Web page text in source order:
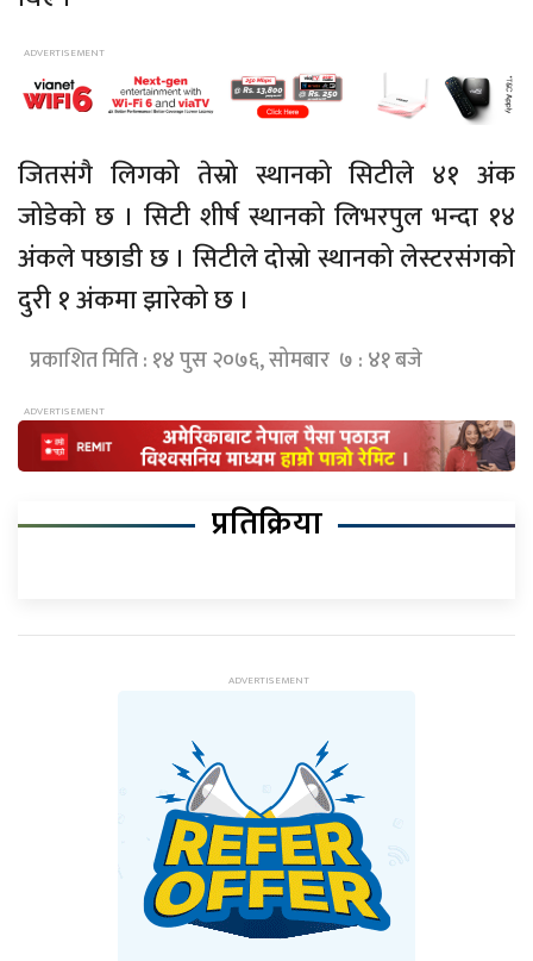
जितसंगै लिगको तेस्रो स्थानको सिटीले ४१ अंक
जोडेको छ । सिटी शीर्ष स्थानको लिभरपुल भन्दा १४
अंकले पछाडी छ । सिटीले दोस्रो स्थानको लेस्टरसंगको
दुरी १ अंकमा झारेको छ ।
प्रकाशित मिति : १४ पुस २०७६, सोमबार ७ : ४१ बजे
प्रतिक्रिया